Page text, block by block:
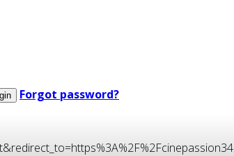
Forgot password?